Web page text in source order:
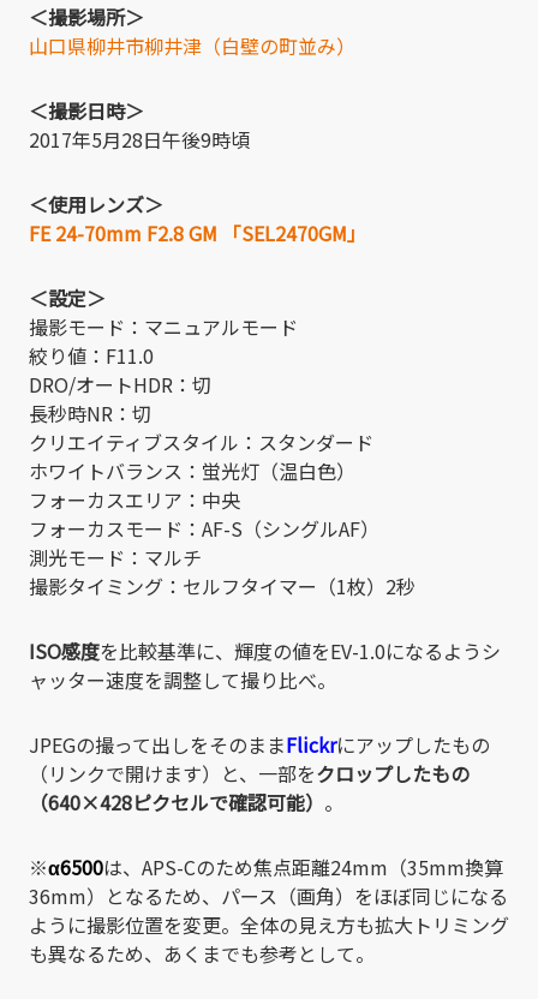
＜撮影場所＞
山口県柳井市柳井津（白壁の町並み）
＜撮影日時＞
2017年5月28日午後9時頃
＜使用レンズ＞
FE 24-70mm F2.8 GM 「SEL2470GM」
＜設定＞
撮影モード：マニュアルモード
絞り値：F11.0
DRO/オートHDR：切
長秒時NR：切
クリエイティブスタイル：スタンダード
ホワイトバランス：蛍光灯（温白色）
フォーカスエリア：中央
フォーカスモード：AF-S（シングルAF）
測光モード：マルチ
撮影タイミング：セルフタイマー（1枚）2秒
ISO感度を比較基準に、輝度の値をEV-1.0になるようシ
ャッター速度を調整して撮り比べ。
JPEGの撮って出しをそのままFlickrにアップしたもの
（リンクで開けます）と、一部をクロップしたもの
（640×428ピクセルで確認可能） 。
※α6500は、APS-Cのため焦点距離24mm（35mm換算
36mm）となるため、パース（画角）をほぼ同じになる
ように撮影位置を変更。全体の見え方も拡大トリミング
も異なるため、あくまでも参考として。